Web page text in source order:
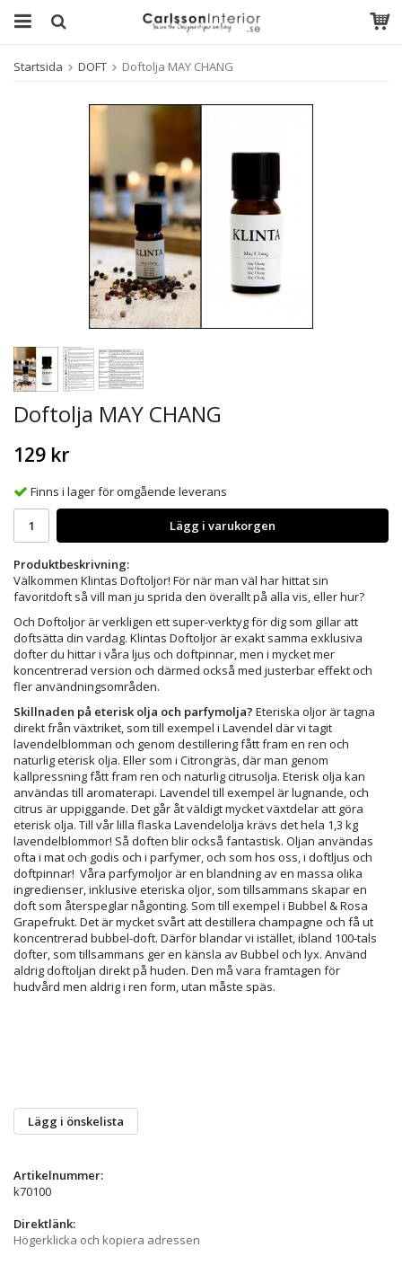
Startsida DOFT Doftolja MAY CHANG
Doftolja MAY CHANG
129 kr
Finns i lager för omgående leverans
Lägg i varukorgen
Produktbeskrivning:
Välkommen Klintas Doftoljor! För när man väl har hittat sin
favoritdoft så vill man ju sprida den överallt på alla vis, eller hur?
Och Doftoljor är verkligen ett super-verktyg för dig som gillar att
doftsätta din vardag. Klintas Doftoljor är exakt samma exklusiva
dofter du hittar i våra ljus och doftpinnar, men i mycket mer
koncentrerad version och därmed också med justerbar effekt och
fler användningsområden.
Skillnaden på eterisk olja och parfymolja? Eteriska oljor är tagna
direkt från växtriket, som till exempel i Lavendel där vi tagit
lavendelblomman och genom destillering fått fram en ren och
naturlig eterisk olja. Eller som i Citrongräs, där man genom
kallpressning fått fram ren och naturlig citrusolja. Eterisk olja kan
användas till aromaterapi. Lavendel till exempel är lugnande, och
citrus är uppiggande. Det går åt väldigt mycket växtdelar att göra
eterisk olja. Till vår lilla flaska Lavendelolja krävs det hela 1,3 kg
lavendelblommor! Så doften blir också fantastisk. Oljan användas
ofta i mat och godis och i parfymer, och som hos oss, i doftljus och
doftpinnar! Våra parfymoljor är en blandning av en massa olika
ingredienser, inklusive eteriska oljor, som tillsammans skapar en
doft som återspeglar någonting. Som till exempel i Bubbel & Rosa
Grapefrukt. Det är mycket svårt att destillera champagne och få ut
koncentrerad bubbel-doft. Därför blandar vi istället, ibland 100-tals
dofter, som tillsammans ger en känsla av Bubbel och lyx. Använd
aldrig doftoljan direkt på huden. Den må vara framtagen för
hudvård men aldrig i ren form, utan måste späs.
Lägg i önskelista
Artikelnummer:
k70100
Direktlänk:
Högerklicka och kopiera adressen